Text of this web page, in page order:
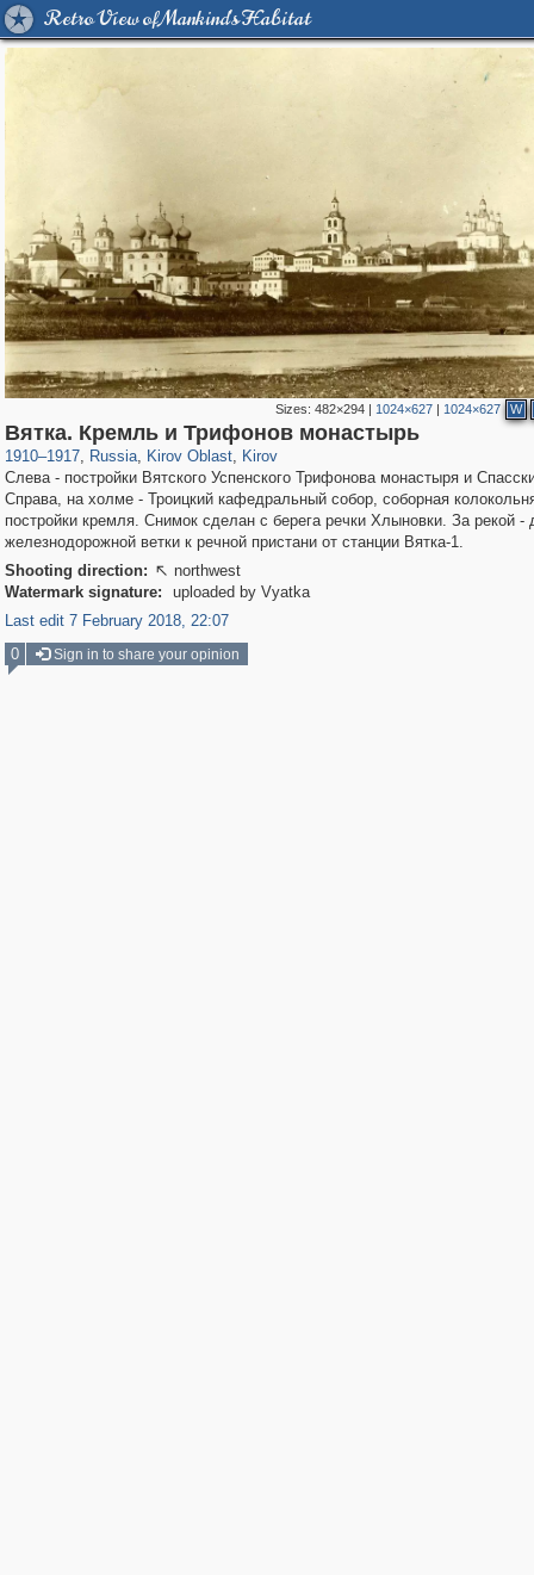
Retro View of Mankind's Habitat
Sizes:482×294 | 1024×627 | 1024×627 W
Вятка. Кремль и Трифонов монастырь
1910–1917, Russia
1,407,769 29,262
, Kirov Oblast
14,648 467
, Kirov
10,917 400
Слева - постройки Вятского Успенского Трифонова монастыря и
Справа, на холме - Троицкий кафедральный собор, соборная
постройки кремля. Снимок сделан с берега речки Хлыновки. За рекой -
железнодорожной ветки к речной пристани от станции Вятка-1.
Shooting direction:  northwest
Watermark signature:
uploaded by Vyatka
Last edit 7 February 2018, 22:07
0
Sign in to share your opinion